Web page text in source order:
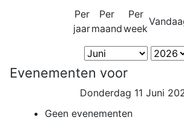
Per
jaar
Per
maand
Per
week
Evenementen voor
Donderdag 11 Juni
Geen evenementen